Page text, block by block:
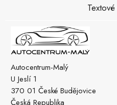
Autocentrum-Malý
U Jeslí 1
370 01 České Budějovice
Česká Republika